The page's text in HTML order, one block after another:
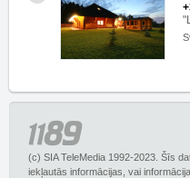
(c) SIA TeleMedia 1992-2023. Šīs
iekļautās informācijas, vai